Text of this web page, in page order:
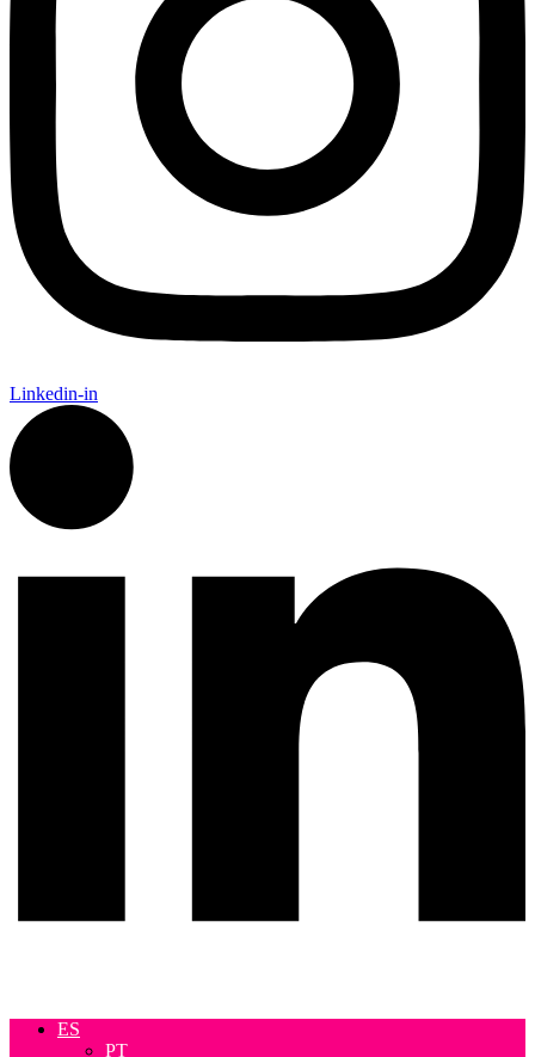
Linkedin-in
ES
PT